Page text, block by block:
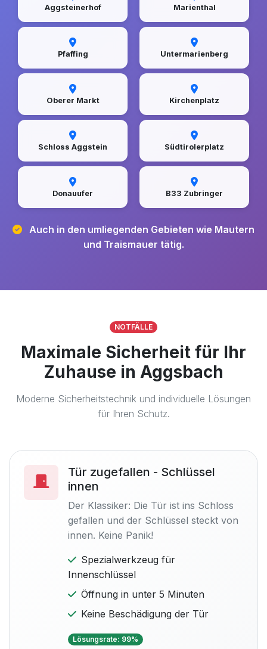
Aggsteinerhof Marienthal
Pfaffing Untermarienberg
Oberer Markt Kirchenplatz
Schloss Aggstein Südtirolerplatz
Donauufer B33 Zubringer
Auch in den umliegenden Gebieten wie Mautern
und Traismauer tätig.
NOTFÄLLE
Maximale Sicherheit für Ihr
Zuhause in Aggsbach
Moderne Sicherheitstechnik und individuelle Lösungen
für Ihren Schutz.
Tür zugefallen - Schlüssel
innen
Der Klassiker: Die Tür ist ins Schloss
gefallen und der Schlüssel steckt von
innen. Keine Panik!
Spezialwerkzeug für
Innenschlüssel
Öffnung in unter 5 Minuten
Keine Beschädigung der Tür
Lösungsrate: 99%